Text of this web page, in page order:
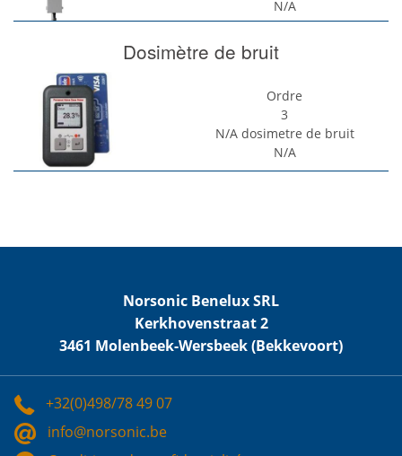
N/A
Dosimètre de bruit
Ordre
3
N/A dosimetre de bruit
N/A
Norsonic Benelux SRL
Kerkhovenstraat 2
3461 Molenbeek-Wersbeek (Bekkevoort)
+32(0)498/78 49 07
info@norsonic.be